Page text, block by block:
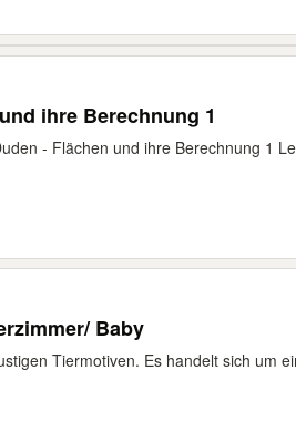
ihre Berechnung 1
- Flächen und ihre Berechnung 1
Baby
Tiermotiven. Es handelt sich um